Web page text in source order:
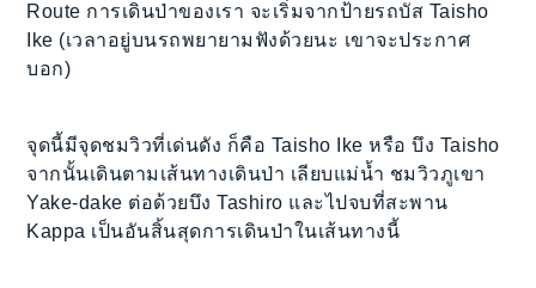
Route การเดินป่าของเรา จะเริ่มจากป้ายรถบัส Taisho
Ike (เวลาอยู่บนรถพยายามฟังด้วยนะ เขาจะประกาศ
บอก)
จุดนี้มีจุดชมวิวที่เด่นดัง ก็คือ Taisho Ike หรือ บึง Taisho
จากนั้นเดินตามเส้นทางเดินป่า เลียบแม่น้ำ ชมวิวภูเขา
Yake-dake ต่อด้วยบึง Tashiro และไปจบที่สะพาน
Kappa เป็นอันสิ้นสุดการเดินป่าในเส้นทางนี้